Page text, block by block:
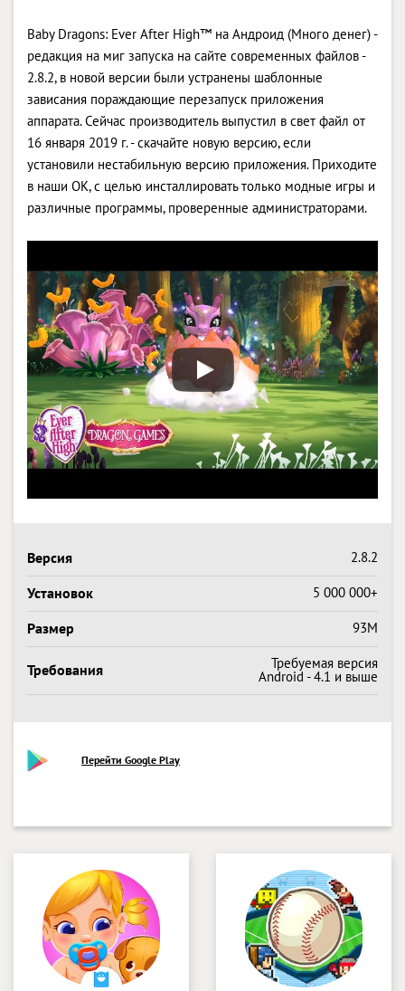
Baby Dragons: Ever After High™ на Андроид (Много денег) -
редакция на миг запуска на сайте современных файлов -
2.8.2, в новой версии были устранены шаблонные
зависания пораждающие перезапуск приложения
аппарата. Сейчас производитель выпустил в свет файл от
16 января 2019 г. - скачайте новую версию, если
установили нестабильную версию приложения. Приходите
в наши OK, с целью инсталлировать только модные игры и
различные программы, проверенные администраторами.
Версия 2.8.2
Установок 5 000 000+
Размер 93M
Требования Требуемая версия
Android - 4.1 и выше
Перейти Google Play